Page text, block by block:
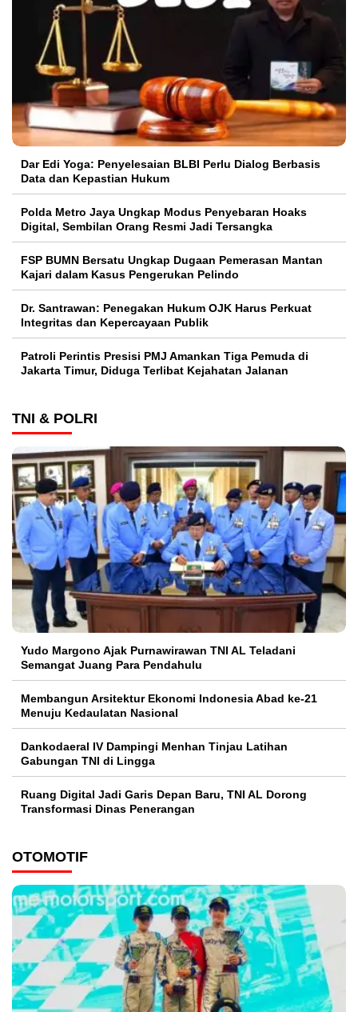
Dar Edi Yoga: Penyelesaian BLBI Perlu Dialog Berbasis
Data dan Kepastian Hukum
Polda Metro Jaya Ungkap Modus Penyebaran Hoaks
Digital, Sembilan Orang Resmi Jadi Tersangka
FSP BUMN Bersatu Ungkap Dugaan Pemerasan Mantan
Kajari dalam Kasus Pengerukan Pelindo
Dr. Santrawan: Penegakan Hukum OJK Harus Perkuat
Integritas dan Kepercayaan Publik
Patroli Perintis Presisi PMJ Amankan Tiga Pemuda di
Jakarta Timur, Diduga Terlibat Kejahatan Jalanan
TNI & POLRI
Yudo Margono Ajak Purnawirawan TNI AL Teladani
Semangat Juang Para Pendahulu
Membangun Arsitektur Ekonomi Indonesia Abad ke-21
Menuju Kedaulatan Nasional
Dankodaeral IV Dampingi Menhan Tinjau Latihan
Gabungan TNI di Lingga
Ruang Digital Jadi Garis Depan Baru, TNI AL Dorong
Transformasi Dinas Penerangan
OTOMOTIF